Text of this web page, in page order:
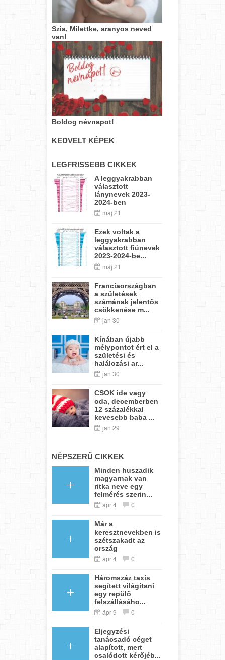
Szia, Milettke, aranyos neved
van!
Boldog névnapot!
KEDVELT KÉPEK
LEGFRISSEBB CIKKEK
A leggyakrabban
választott
lánynevek 2023-
2024-ben
máj 21
Ezek voltak a
leggyakrabban
választott fiúnevek
2023-2024-be...
máj 21
Franciaországban
a születések
számának jelentős
csökkenése m...
jan 30
Kínában újabb
mélypontot ért el a
születési és
halálozási ar...
jan 30
CSOK ide vagy
oda, decemberben
12 százalékkal
kevesebb baba ...
jan 29
NÉPSZERŰ CIKKEK
Minden huszadik
magyarnak van
ritka neve egy
felmérés szerin...
ápr 4 0
Már a
keresztnevekben is
szétszakadt az
ország
ápr 4 0
Háromszáz taxis
segített világítani
egy repülő
felszállásáho...
ápr 9 0
Eljegyzési
tanácsadó céget
alapított, mert
csalódott kérőjéb...